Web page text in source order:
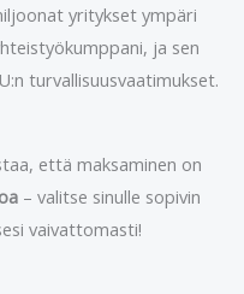
yritykset ympäri
ja sen
turvallisuusvaatimukset.
että maksaminen on
– valitse sinulle sopivin
vaivattomasti!